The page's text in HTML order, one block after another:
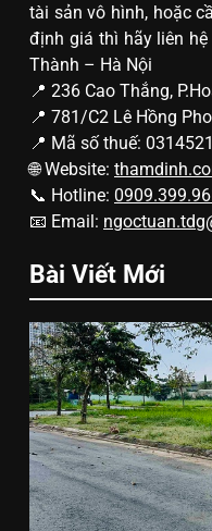
tài sản vô hình, hoặc
định giá thì hãy liên
Thành – Hà Nội
📍 236 Cao Thắng,
📍 781/C2 Lê Hồng
📍 Mã số thuế:
🌐 Website:
📞 Hotline:
📧 Email:
Bài Viết Mới